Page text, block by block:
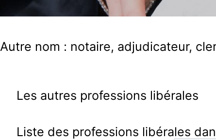
Autre nom : notaire, adjudicateur,
Les autres professions libérales
Liste des professions libérales